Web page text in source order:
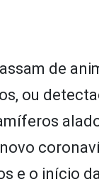
de
ou
e o início